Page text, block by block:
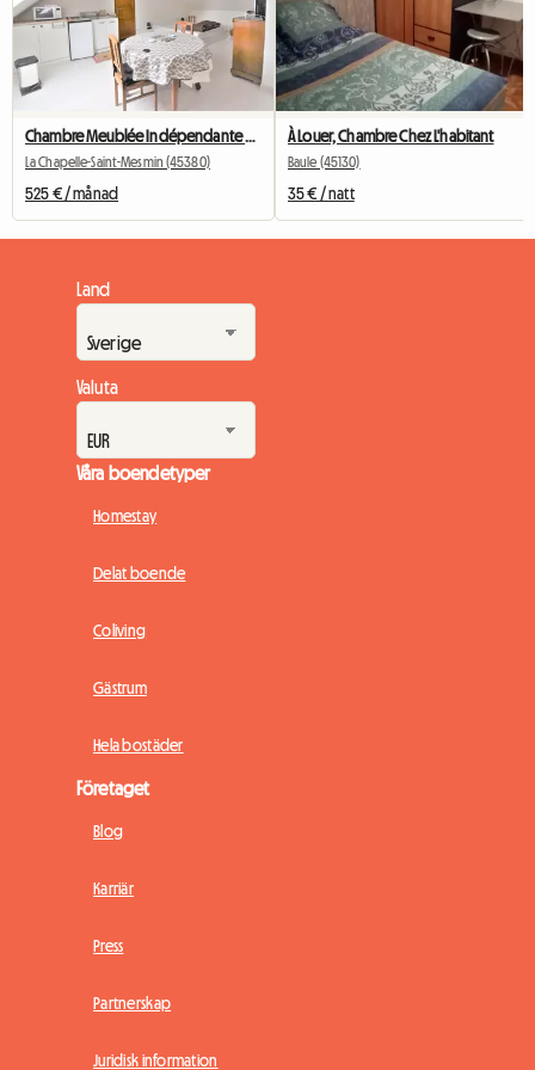
La Chapelle-Saint-Mesmin (45380)
525 € / månad
À Louer, Chambre Chez L'habitant
Baule (45130)
35 € / natt
Land
Valuta
Våra boendetyper
Homestay
Delat boende
Coliving
Gästrum
Hela bostäder
Företaget
Blog
Karriär
Press
Partnerskap
Juridisk information